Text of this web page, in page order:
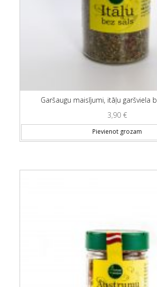
Garšaugu maisījumi, itāļu garšviela
3,90 €
Pievienot grozam